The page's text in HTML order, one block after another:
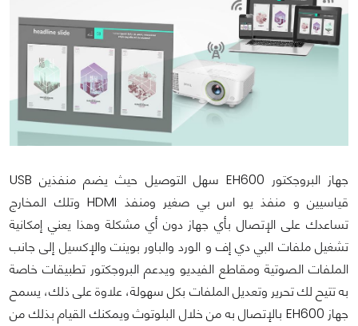
جهاز البروجكتور EH600 سهل التوصيل حيث يضم منفذين USB
قياسيين و منفذ يو اس بي صغير ومنفذ HDMI وتلك المخارج
تساعدك على الإتصال بأي جهاز دون أي مشكلة وهذا يعني إمكانية
تشغيل ملفات البي دي إف و الورد والباور بوينت والإكسيل إلى جانب
الملفات الصوتية ومقاطع الفيديو ويدعم البروجكتور تطبيقات خاصة
به تتيح لك تحرير وتعديل الملفات بكل سهولة، علاوة على ذلك، يسمح
جهاز EH600 بالإتصال به من خلال البلوتوث ويمكنك القيام بذلك من